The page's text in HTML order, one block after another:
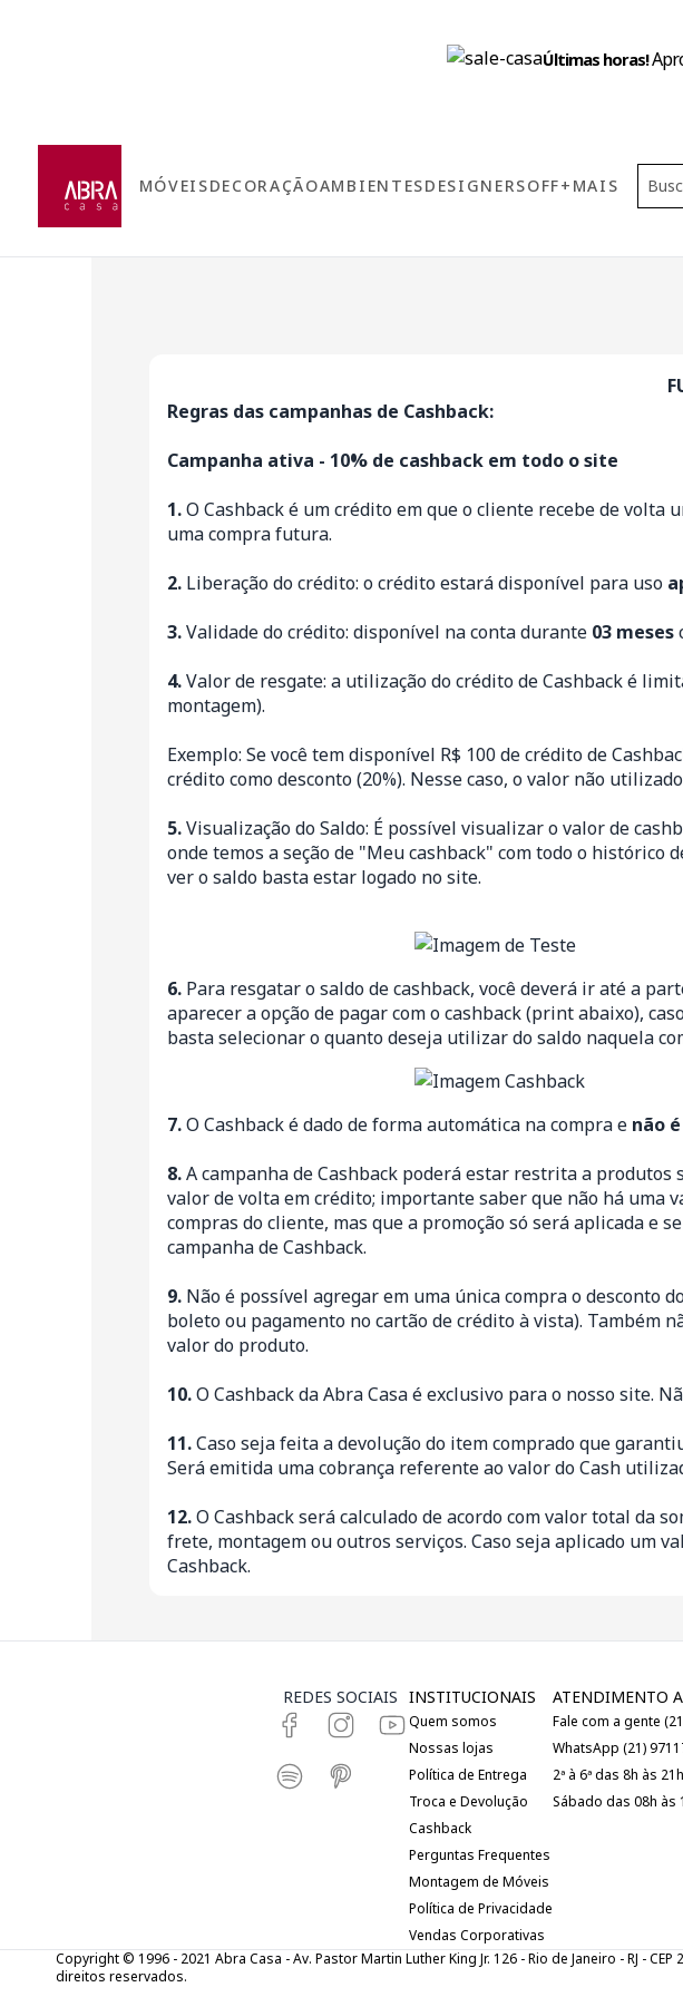
Últimas horas!
MÓVEISDECORAÇÃOAMBIENTESDESIGNERSOFF+MAIS
Regras das campanhas de Cashback:
Campanha ativa - 10% de cashback em todo o site
1.O Cashback é um crédito em que o cliente recebe de volta
uma compra futura.
2. Liberação do crédito: o crédito estará disponível para uso
3.Validade do crédito: disponível na conta durante 03 meses
4.Valor de resgate: a utilização do crédito de Cashback é
montagem).
Exemplo: Se você tem disponível R$ 100 de crédito de
crédito como desconto (20%). Nesse caso, o valor não
5.Visualização do Saldo: É possível visualizar o valor de
onde temos a seção de "Meu cashback" com todo o histórico
ver o saldo basta estar logado no site.
6. Para resgatar o saldo de cashback, você deverá ir até a
aparecer a opção de pagar com ocashback(print abaixo),
basta selecionar o quanto deseja utilizar do saldo naquela
7.O Cashback é dado de forma automática na compra e não
8.A campanha de Cashback poderá estar restrita a
valor de volta em crédito; importante saber que não há uma
compras do cliente, mas que a promoção só será aplicada e
campanha de Cashback.
9. Não é possível agregar em uma única compra o desconto
boleto ou pagamento no cartão de crédito à vista). Também
valor do produto.
10.O Cashback da Abra Casa é exclusivo para o nosso site.
11.Caso seja feita a devolução do item comprado que
Será emitida uma cobrança referente ao valor do Cash
12.O Cashback será calculado de acordo com valor total da
frete, montagem ou outros serviços. Caso seja aplicado um
Cashback.
REDES SOCIAIS INSTITUCIONAIS
Quem somos
Nossas lojas
Política de Entrega
Troca e Devolução
Cashback
Perguntas Frequentes
Montagem de Móveis
Política de Privacidade
Vendas Corporativas
ATENDIMENTO
Fale com a gente
WhatsApp (21)
2ª à 6ª das 8h às 21h
Sábado das 08h às
Copyright © 1996 - 2021 Abra Casa - Av. Pastor Martin Luther King Jr. 126 - Rio de Janeiro - RJ -
direitos reservados.